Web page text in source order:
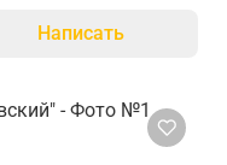
Написать